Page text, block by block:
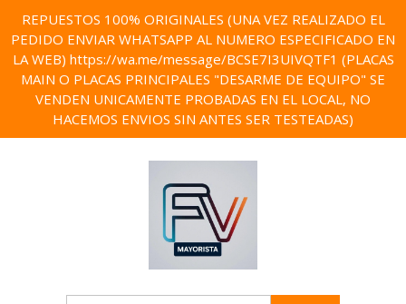
REPUESTOS 100% ORIGINALES (UNA VEZ REALIZADO EL
PEDIDO ENVIAR WHATSAPP AL NUMERO ESPECIFICADO EN
LA WEB) https://wa.me/message/BCSE7I3UIVQTF1 (PLACAS
MAIN O PLACAS PRINCIPALES "DESARME DE EQUIPO" SE
VENDEN UNICAMENTE PROBADAS EN EL LOCAL, NO
HACEMOS ENVIOS SIN ANTES SER TESTEADAS)